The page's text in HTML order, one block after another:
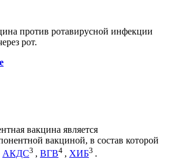
против ротавирусной инфекции
рот.
вакцина является
вакциной, в состав которой
АКДС3 , ВГВ4 , ХИБ3 .